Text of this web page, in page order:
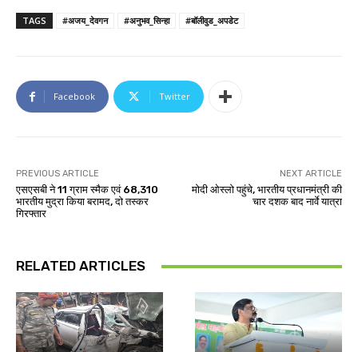
TAGS #अजय_देवगन #अनुभव_सिन्हा #बॉलीवुड_अपडेट
Facebook Twitter
PREVIOUS ARTICLE
एसएसबी ने 11 ग्राम स्मैक एवं 68,310
भारतीय मुद्रा किया बरामद, दो तस्कर
गिरफ्तार
NEXT ARTICLE
माेदी ओस्लो पहुंचे, भारतीय प्रधानमंत्री की
चार दशक बाद नार्वे यात्रा
RELATED ARTICLES